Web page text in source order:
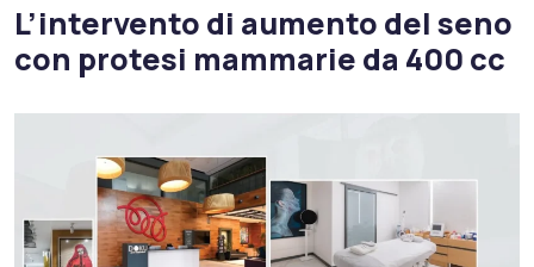
L’intervento di aumento del seno
con protesi mammarie da 400 cc